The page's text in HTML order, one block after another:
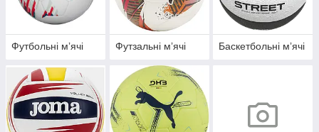
Футбольні мʼячі Футзальні мʼячі Баскетбольні мʼячі